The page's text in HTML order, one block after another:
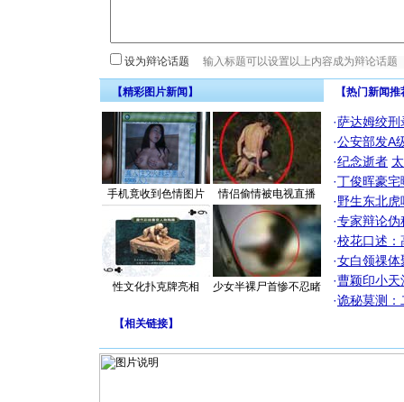
设为辩论话题
【精彩图片新闻】
手机竟收到色情图片 情侣偷情被电视直播
性文化扑克牌亮相 少女半裸尸首惨不忍睹
【热门新闻
·萨达姆绞刑
·公安部发A
·纪念逝者
·丁俊晖豪
·野生东北
·专家辩论伪
·校花口述：
·女白领祼体
·曹颖印小天
·诡秘莫测：
【相关链接】